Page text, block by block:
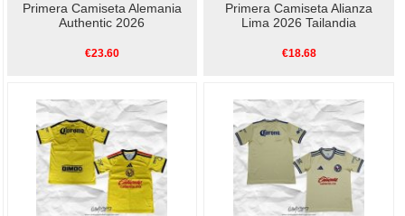
Primera Camiseta Alemania
Authentic 2026
€23.60
Primera Camiseta Alianza
Lima 2026 Tailandia
€18.68